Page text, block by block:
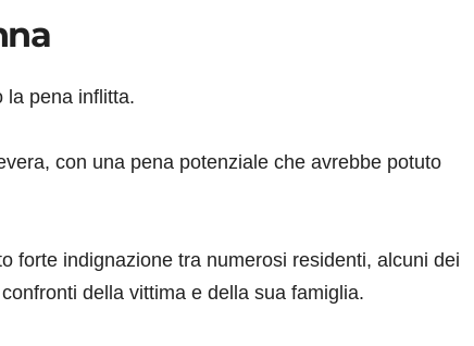
la pena inflitta.
con una pena potenziale che avrebbe potuto
forte indignazione tra numerosi residenti, alcuni dei
della vittima e della sua famiglia.